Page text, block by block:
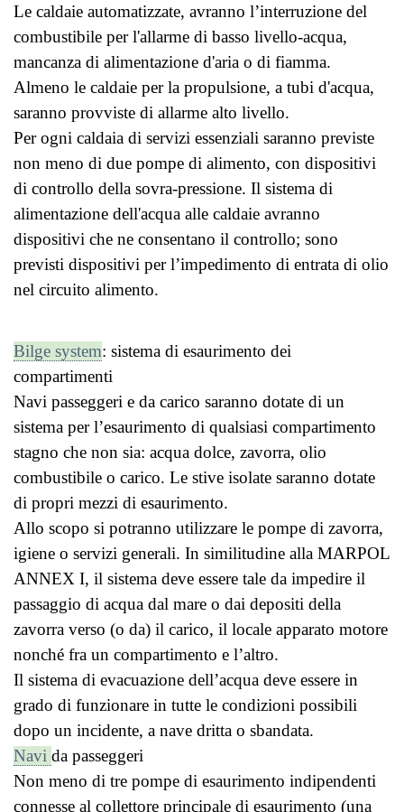
Le caldaie automatizzate, avranno l’interruzione del
combustibile per l'allarme di basso livello-acqua,
mancanza di alimentazione d'aria o di fiamma.
Almeno le caldaie per la propulsione, a tubi d'acqua,
saranno provviste di allarme alto livello.
Per ogni caldaia di servizi essenziali saranno previste
non meno di due pompe di alimento, con dispositivi
di controllo della sovra-pressione. Il sistema di
alimentazione dell'acqua alle caldaie avranno
dispositivi che ne consentano il controllo; sono
previsti dispositivi per l’impedimento di entrata di olio
nel circuito alimento.
Bilge system: sistema di esaurimento dei
compartimenti
Navi passeggeri e da carico saranno dotate di un
sistema per l’esaurimento di qualsiasi compartimento
stagno che non sia: acqua dolce, zavorra, olio
combustibile o carico. Le stive isolate saranno dotate
di propri mezzi di esaurimento.
Allo scopo si potranno utilizzare le pompe di zavorra,
igiene o servizi generali. In similitudine alla MARPOL
ANNEX I, il sistema deve essere tale da impedire il
passaggio di acqua dal mare o dai depositi della
zavorra verso (o da) il carico, il locale apparato motore
nonché fra un compartimento e l’altro.
Il sistema di evacuazione dell’acqua deve essere in
grado di funzionare in tutte le condizioni possibili
dopo un incidente, a nave dritta o sbandata.
Navi da passeggeri
Non meno di tre pompe di esaurimento indipendenti
connesse al collettore principale di esaurimento (una